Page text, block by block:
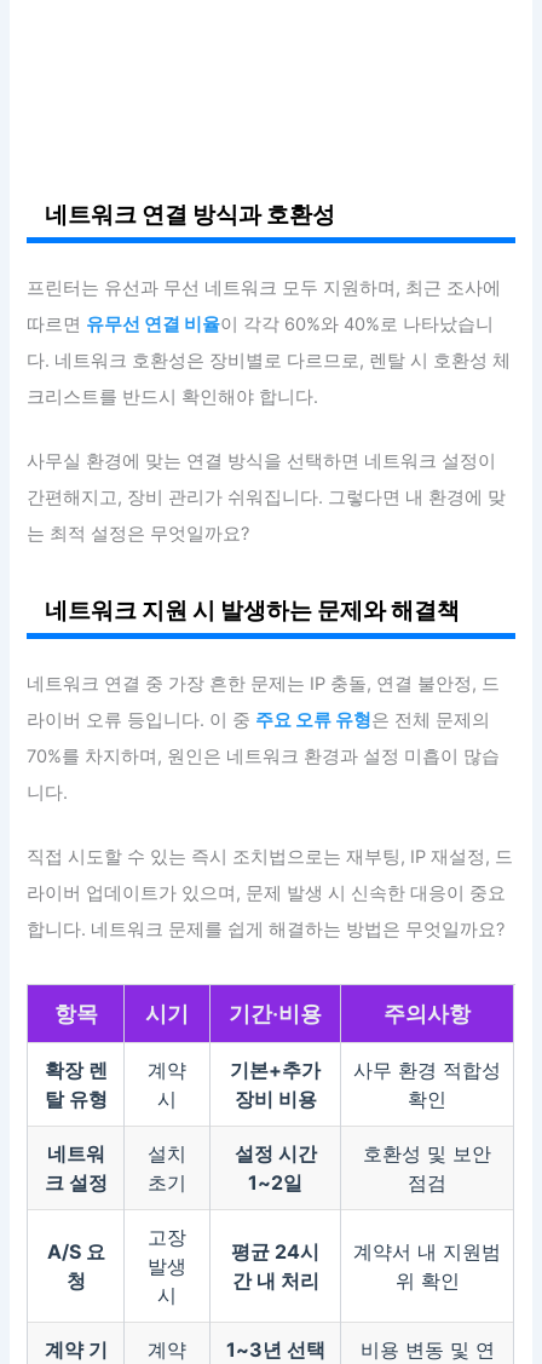
네트워크 연결 방식과 호환성
프린터는 유선과 무선 네트워크 모두 지원하며, 최근 조사에
따르면 유무선 연결 비율이 각각 60%와 40%로 나타났습니
다. 네트워크 호환성은 장비별로 다르므로, 렌탈 시 호환성 체
크리스트를 반드시 확인해야 합니다.
사무실 환경에 맞는 연결 방식을 선택하면 네트워크 설정이
간편해지고, 장비 관리가 쉬워집니다. 그렇다면 내 환경에 맞
는 최적 설정은 무엇일까요?
네트워크 지원 시 발생하는 문제와 해결책
네트워크 연결 중 가장 흔한 문제는 IP 충돌, 연결 불안정, 드
라이버 오류 등입니다. 이 중 주요 오류 유형은 전체 문제의
70%를 차지하며, 원인은 네트워크 환경과 설정 미흡이 많습
니다.
직접 시도할 수 있는 즉시 조치법으로는 재부팅, IP 재설정, 드
라이버 업데이트가 있으며, 문제 발생 시 신속한 대응이 중요
합니다. 네트워크 문제를 쉽게 해결하는 방법은 무엇일까요?
항목 시기 기간·비용 주의사항
확장 렌
탈 유형
계약
시
기본+추가
장비 비용
사무 환경 적합성
확인
네트워
크 설정
설치
초기
설정 시간
1~2일
호환성 및 보안
점검
A/S 요
청
고장
발생
시
평균 24시
간 내 처리
계약서 내 지원범
위 확인
계약 기
계약
1~3년 선택
비용 변동 및 연